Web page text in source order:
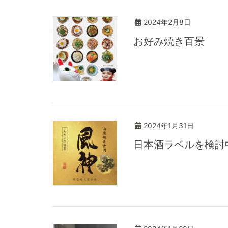
2024年2月8日
お好み焼き百景
2024年1月31日
日本酒ラベルを検